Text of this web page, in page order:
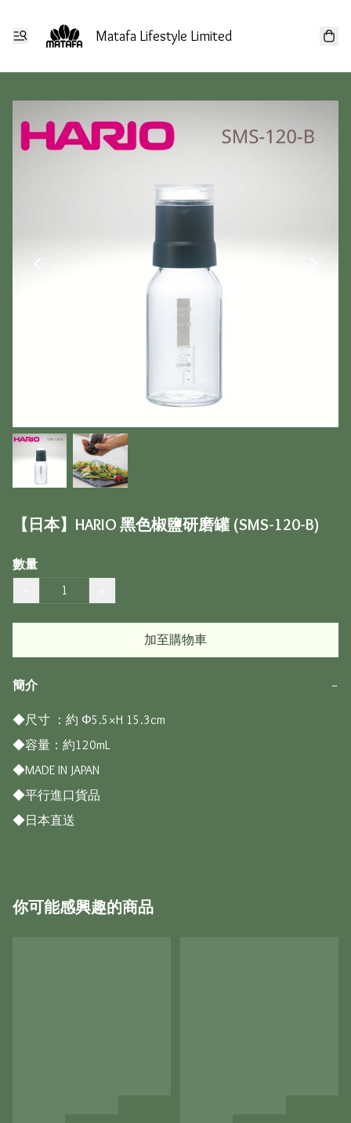
Matafa Lifestyle Limited
【日本】HARIO 黑色椒鹽研磨罐 (SMS-120-B)
數量
加至購物車
簡介 −
◆尺寸 ：約 Φ5.5×H 15.3cm
◆容量：約120mL
◆MADE IN JAPAN
◆平行進口貨品
◆日本直送
你可能感興趣的商品